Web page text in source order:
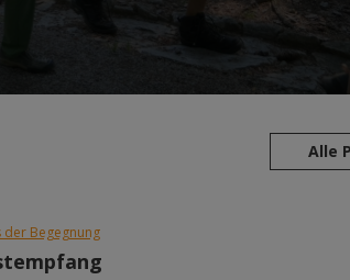
Alle
der Begegnung